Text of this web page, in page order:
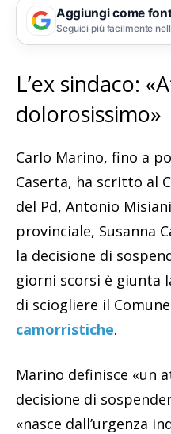
Aggiungi come
Seguici più facilmente
L’ex sindaco:
dolorosissimo»
Carlo Marino, fino a
Caserta, ha scritto al
del Pd, Antonio
provinciale, Susanna
la decisione di
giorni scorsi è giunta
di sciogliere il
camorristiche.
Marino definisce «un
decisione di
«nasce dall’urgenza